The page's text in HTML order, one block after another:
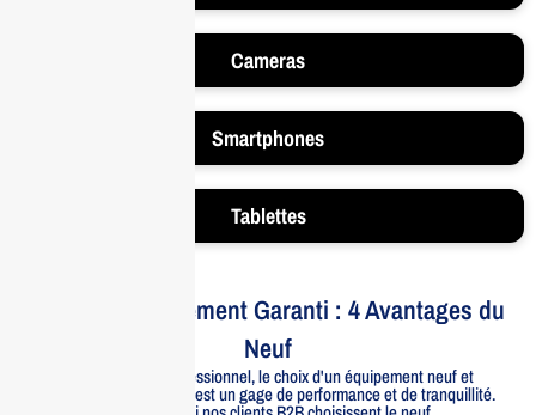
Cameras
Smartphones
Tablettes
Votre Investissement Garanti : 4 Avantages du
Neuf
Pour un usage professionnel, le choix d'un équipement neuf et
officiellement distribué est un gage de performance et de tranquillité.